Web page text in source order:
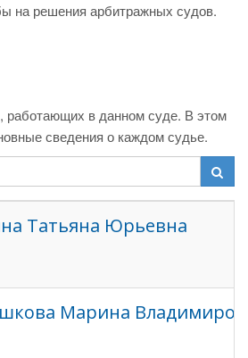
на решения арбитражных судов.
работающих в данном суде. В этом
сведения о каждом судье.
Татьяна Юрьевна
Марина